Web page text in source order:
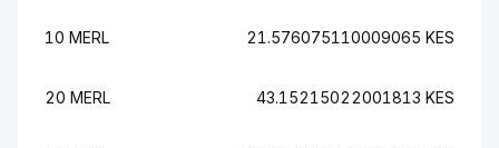
10 MERL 21.576075110009065 KES
20 MERL 43.15215022001813 KES